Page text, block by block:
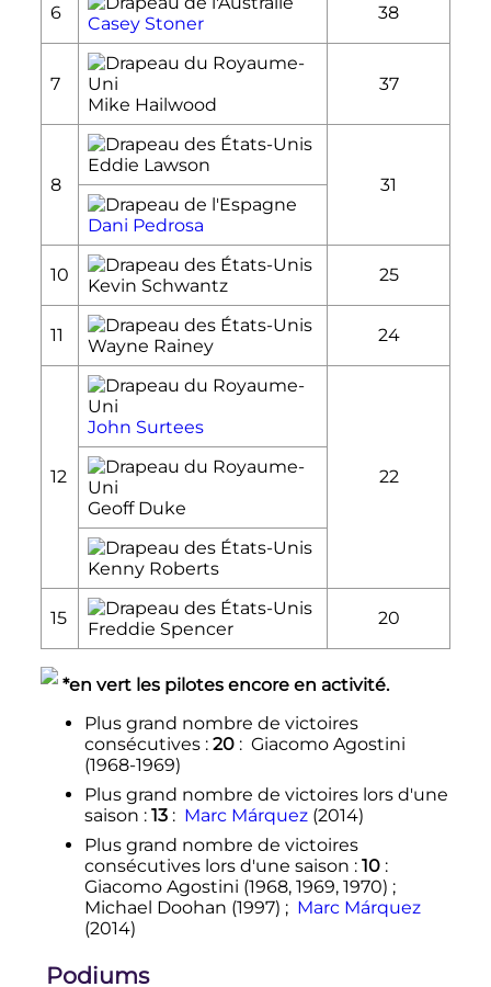
6
Casey Stoner
38
7
Mike Hailwood
37
8
Eddie Lawson
31
Dani Pedrosa
10
Kevin Schwantz
25
11
Wayne Rainey
24
12
John Surtees
22
Geoff Duke
Kenny Roberts
15
Freddie Spencer
20
*en vert les pilotes encore en activité.
Plus grand nombre de victoires
consécutives : 20 : Giacomo Agostini
(1968-1969)
Plus grand nombre de victoires lors d'une
saison : 13 : Marc Márquez(2014)
Plus grand nombre de victoires
consécutives lors d'une saison : 10 :
Giacomo Agostini (1968, 1969, 1970) ;
Michael Doohan (1997) ; Marc Márquez
(2014)
Podiums